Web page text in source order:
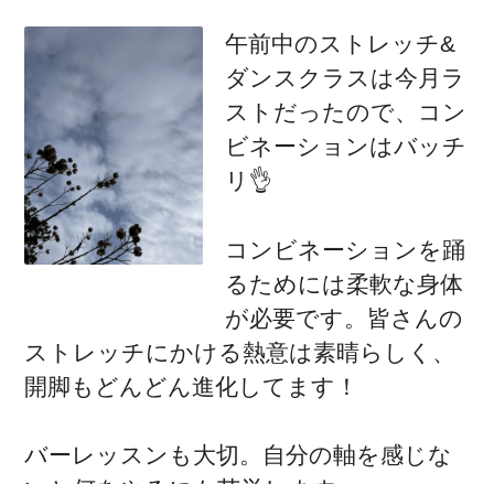
午前中のストレッチ&
ダンスクラスは今月ラ
ストだったので、コン
ビネーションはバッチ
リ👌
コンビネーションを踊
るためには柔軟な身体
が必要です。皆さんの
ストレッチにかける熱意は素晴らしく、
開脚もどんどん進化してます！
バーレッスンも大切。自分の軸を感じな